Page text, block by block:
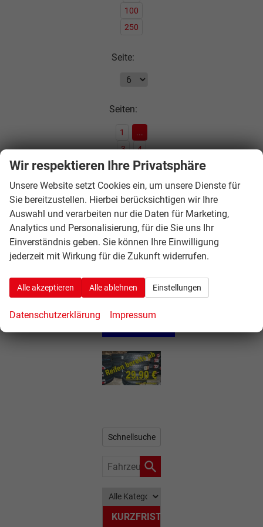
100
250
Seite:
Seiten:
1
...
3
4
5
6
Schnellsuche
Fahrzeugnr.
KURZFRISTIG
Wir respektieren Ihre Privatsphäre
Unsere Website setzt Cookies ein, um unsere Dienste für
Sie bereitzustellen. Hierbei berücksichtigen wir Ihre
Auswahl und verarbeiten nur die Daten für Marketing,
Analytics und Personalisierung, für die Sie uns Ihr
Einverständnis geben. Sie können Ihre Einwilligung
jederzeit mit Wirkung für die Zukunft widerrufen.
Alle akzeptieren Alle ablehnen Einstellungen
Datenschutzerklärung Impressum